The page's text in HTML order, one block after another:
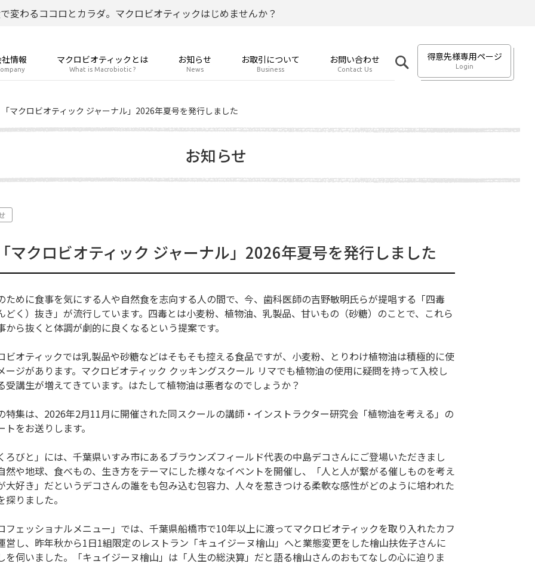
変わるココロとカラダ。マクロビオティックはじめませんか？
情報 マクロビオティックとは
What is Macrobiotic ?
お知らせ
News
お取引について
Business
お問い合わせ
Contact Us
得意先様専用ページ
Login
「マクロビオティック ジャーナル」2026年夏号を発行しました
お知らせ
「マクロビオティック ジャーナル」2026年夏号を発行しました
ために食事を気にする人や自然食を志向する人の間で、今、歯科医師の吉野敏明氏らが提唱する「四毒
どく）抜き」が流行しています。四毒とは小麦粉、植物油、乳製品、甘いもの（砂糖）のことで、これら
から抜くと体調が劇的に良くなるという提案です。
ビオティックでは乳製品や砂糖などはそもそも控える食品ですが、小麦粉、とりわけ植物油は積極的に使
ージがあります。マクロビオティック クッキングスクール リマでも植物油の使用に疑問を持って入校し
受講生が増えてきています。はたして植物油は悪者なのでしょうか？
特集は、2026年2月11月に開催された同スクールの講師・インストラクター研究会「植物油を考える」の
トをお送りします。
ろびと」には、千葉県いすみ市にあるブラウンズフィールド代表の中島デコさんにご登場いただきまし
然や地球、食べもの、生き方をテーマにした様々なイベントを開催し、「人と人が繋がる催しものを考え
大好き」だというデコさんの誰をも包み込む包容力、人々を惹きつける柔軟な感性がどのように培われた
探りました。
フェッショナルメニュー」では、千葉県船橋市で10年以上に渡ってマクロビオティックを取り入れたカフ
営し、昨年秋から1日1組限定のレストラン「キュイジーヌ檜山」へと業態変更をした檜山扶佐子さんに
を伺いました。「キュイジーヌ檜山」は「人生の総決算」だと語る檜山さんのおもてなしの心に迫りま